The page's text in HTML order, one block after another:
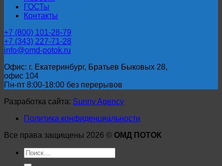
ГОСТы
Контакты
+7 (800) 101-28-79
+7 (343) 227-71-28
info@omd-potok.ru
Офис: г. Екатеринбург, Братьев Быковых 28,
офис 104
Пн-пт 8:00-18:00 без перерывов
Разработка сайта: Sunny Agency
Политика конфиденциальности
Все права защищены 2026 © ОМД ПОТОК
Искать: